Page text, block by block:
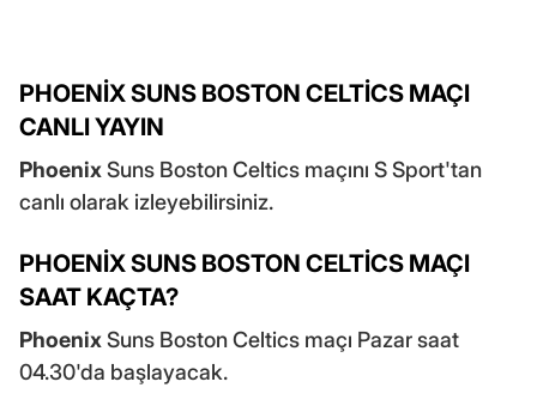
PHOENİX SUNS BOSTON CELTİCS MAÇI
CANLI YAYIN
PhoenixSuns Boston Celtics maçını S Sport'tan
canlı olarak izleyebilirsiniz.
PHOENİX SUNS BOSTON CELTİCS MAÇI
SAAT KAÇTA?
PhoenixSuns Boston Celtics maçı Pazar saat
04.30'da başlayacak.